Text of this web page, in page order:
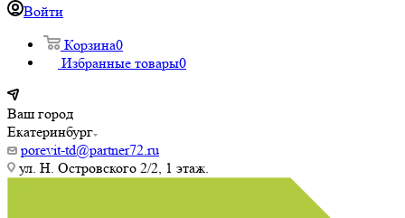
Войти
Корзина0
Избранные товары0
Ваш город
Екатеринбург
porevit-td@partner72.ru
ул. Н. Островского 2/2, 1 этаж.